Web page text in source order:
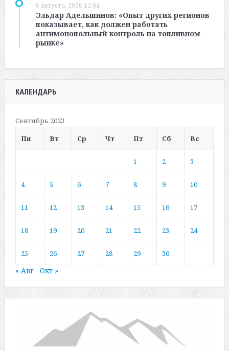
6 августа, 2026 15:04
Эльдар Адельшинов: «Опыт других регионов
показывает, как должен работать
антимонопольный контроль на топливном
рынке»
КАЛЕНДАРЬ
Сентябрь 2023
Пн
Вт Ср Чт Пт Сб Вс
1 2 3
4 5 6 7 8 9 10
11 12 13 14 15 16 17
18 19 20 21 22 23 24
25 26 27 28 29 30
« Авг Окт »